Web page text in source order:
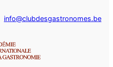
info@clubdesgastronomes.be